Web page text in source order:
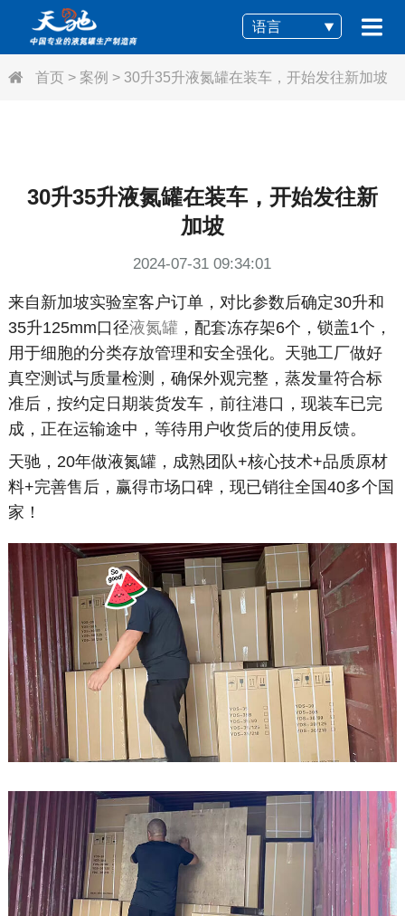
语言
首页> 案例 > 30升35升液氮罐在装车，开始发往新加坡
30升35升液氮罐在装车，开始发往新
加坡
2024-07-31 09:34:01
来自新加坡实验室客户订单，对比参数后确定30升和
35升125mm口径液氮罐，配套冻存架6个，锁盖1个，
用于细胞的分类存放管理和安全强化。天驰工厂做好
真空测试与质量检测，确保外观完整，蒸发量符合标
准后，按约定日期装货发车，前往港口，现装车已完
成，正在运输途中，等待用户收货后的使用反馈。
天驰，20年做液氮罐，成熟团队+核心技术+品质原材
料+完善售后，赢得市场口碑，现已销往全国40多个国
家！